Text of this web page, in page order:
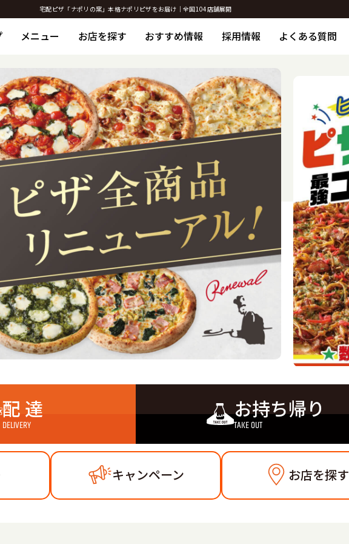
宅配ピザ「ナポリの窯」本格ナポリピザをお届け｜全国104店舗展開
メニュー お店を探す おすすめ情報 採用情報 よくある質問
配 達
DELIVERY
お持ち帰り
TAKE OUT
キャンペーン お店を探す